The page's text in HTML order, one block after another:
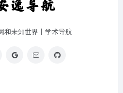
和未知世界丨学术导航